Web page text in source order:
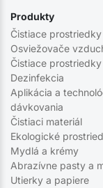
Produkty
Čistiace prostriedky
Osviežovače
Čistiace prostriedky
Dezinfekcia
Aplikácia a
dávkovania
Čistiaci materiál
Ekologické
Mydlá a krémy
Abrazívne pasty a
Utierky a papiere